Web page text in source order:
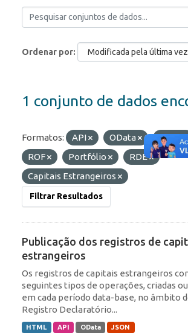
Ordenar por
1 conjunto de dados
Formatos: API OData JSON
ROF
Portfólio
RDE
Capitais Estrangeiros
Filtrar Resultados
Publicação dos registros de
estrangeiros
Os registros de capitais estrangeiros
seguintes tipos de operações, criadas
em cada período data-base, no âmbito
Registro Declaratório...
HTML API OData JSON